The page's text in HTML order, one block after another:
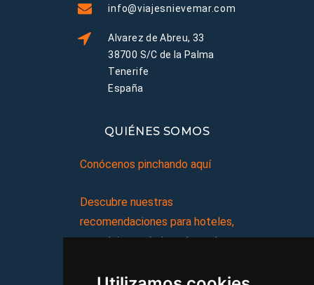
info@viajesnievemar.com
Alvarez de Abreu, 33
38700 S/C de la Palma
Tenerife
España
QUIÉNES SOMOS
Conócenos pinchando aquí
Descubre nuestras
recomendaciones para hoteles,
complejos turísticos, hostales,
viajes, y mucho más!